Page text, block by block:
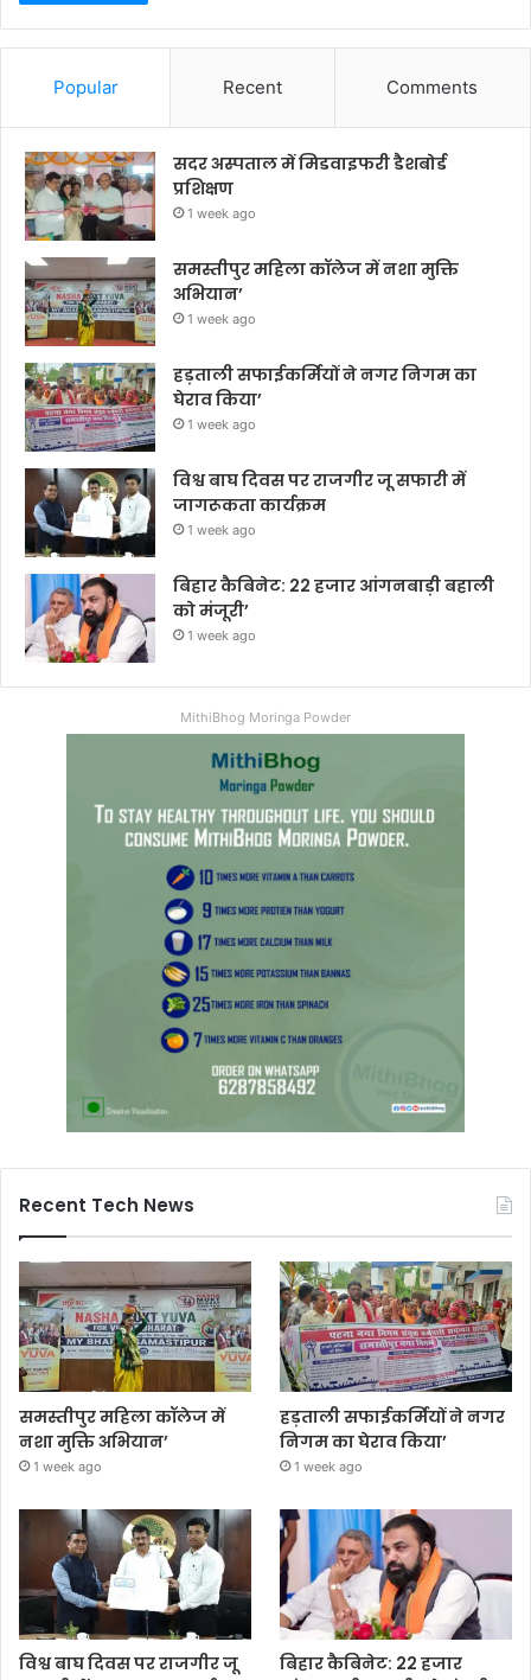
Popular Recent Comments
सदर अस्पताल में मिडवाइफरी डैशबोर्ड
प्रशिक्षण
1 week ago
समस्तीपुर महिला कॉलेज में नशा मुक्ति
अभियान’
1 week ago
हड़ताली सफाईकर्मियों ने नगर निगम का
घेराव किया’
1 week ago
विश्व बाघ दिवस पर राजगीर जू सफारी में
जागरूकता कार्यक्रम
1 week ago
बिहार कैबिनेट: 22 हजार आंगनबाड़ी बहाली
को मंजूरी’
1 week ago
MithiBhog Moringa Powder
Recent Tech News
समस्तीपुर महिला कॉलेज में
नशा मुक्ति अभियान’
1 week ago
हड़ताली सफाईकर्मियों ने नगर
निगम का घेराव किया’
1 week ago
विश्व बाघ दिवस पर राजगीर जू
बिहार कैबिनेट: 22 हजार